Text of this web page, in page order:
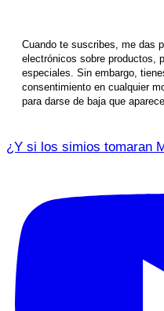
Cuando te suscribes, me das
electrónicos sobre productos,
especiales. Sin embargo,
consentimiento en cualquier
para darse de baja que
¿Y si los simios tomaran